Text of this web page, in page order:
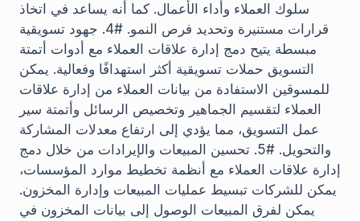
سلوك العملاء وأداء الأعمال. كما أنه يساعد في اتخاذ
قرارات مستنيرة وتحديد فرص النمو. #4. جهود تسويقية
مبسطة يتيح دمج إدارة علاقات العملاء مع أدوات أتمتة
التسويق حملات تسويقية أكثر استهدافًا وفعالية. يمكن
للمسوقين الاستفادة من بيانات العملاء من إدارة علاقات
العملاء لتقسيم الجماهير وتخصيص الرسائل وأتمتة سير
عمل التسويق، مما يؤدي إلى ارتفاع معدلات المشاركة
والتحويل. #5. تحسين المبيعات والإيرادات من خلال دمج
إدارة علاقات العملاء مع أنظمة تخطيط موارد المؤسسات،
يمكن للشركات تبسيط عمليات المبيعات وإدارة المخزون.
يمكن لفرق المبيعات الوصول إلى بيانات المخزون في